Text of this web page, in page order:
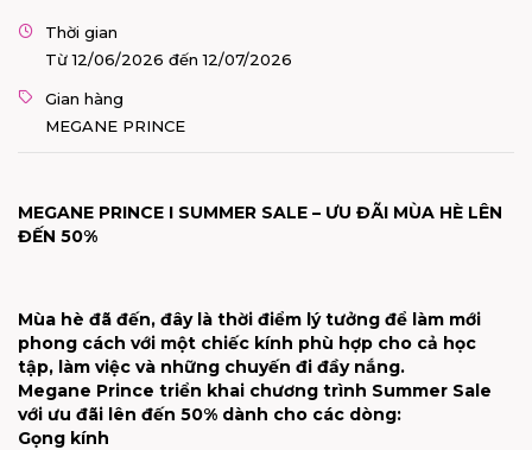
Thời gian
Từ 12/06/2026 đến 12/07/2026
Gian hàng
MEGANE PRINCE
MEGANE PRINCE I SUMMER SALE – ƯU ĐÃI MÙA HÈ LÊN
ĐẾN 50%
Mùa hè đã đến, đây là thời điểm lý tưởng để làm mới
phong cách với một chiếc kính phù hợp cho cả học
tập, làm việc và những chuyến đi đầy nắng.
Megane Prince triển khai chương trình Summer Sale
với ưu đãi lên đến 50% dành cho các dòng:
Gọng kính